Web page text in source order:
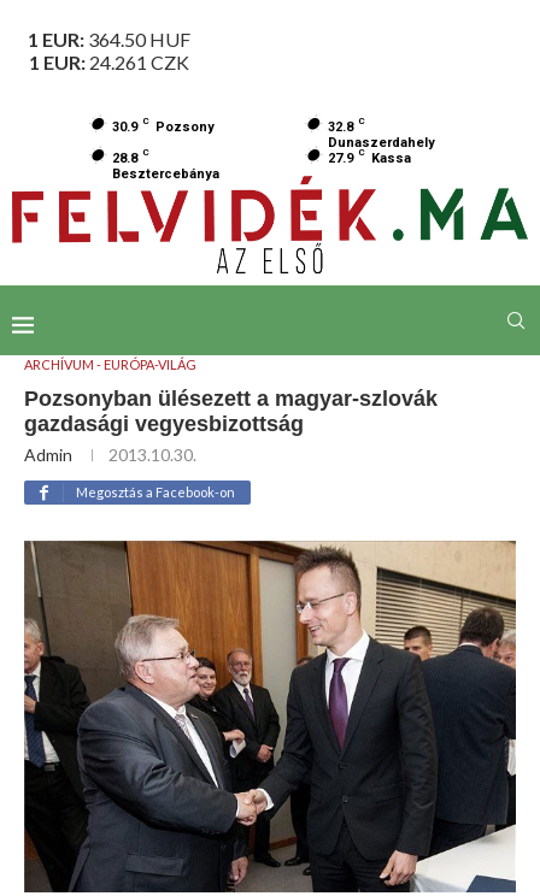
1 EUR: 364.50HUF
1 EUR: 24.261 CZK
30.9 C Pozsony 32.8 C
Dunaszerdahely
28.8 C
Besztercebánya
27.9 C Kassa
ARCHÍVUM - EURÓPA-VILÁG
Pozsonyban ülésezett a magyar-szlovák
gazdasági vegyesbizottság
Admin 2013.10.30.
Megosztás a Facebook-on